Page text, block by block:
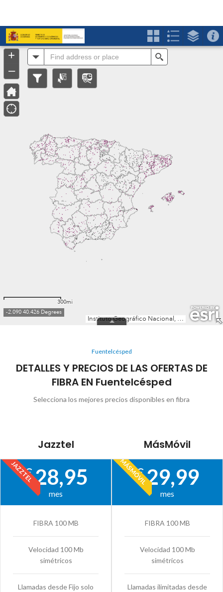
Fuentelcésped
DETALLES Y PRECIOS DE LAS OFERTAS DE
FIBRA EN Fuentelcésped
Selecciona los mejores precios disponibles en fibra
Jazztel
JAZZTEL
€28,95
mes
FIBRA 100 MB
Velocidad 100 Mb
simétricos
Llamadas desde Fijo solo
MásMóvil
MÁSMÓVIL
€29,99
mes
FIBRA 100 MB
Velocidad 100 Mb
simétricos
Llamadas ilimitadas desde